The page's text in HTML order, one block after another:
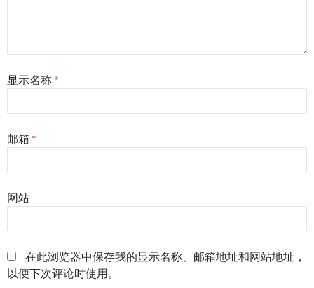
显示名称 *
邮箱 *
网站
在此浏览器中保存我的显示名称、邮箱地址和网站地址，
以便下次评论时使用。